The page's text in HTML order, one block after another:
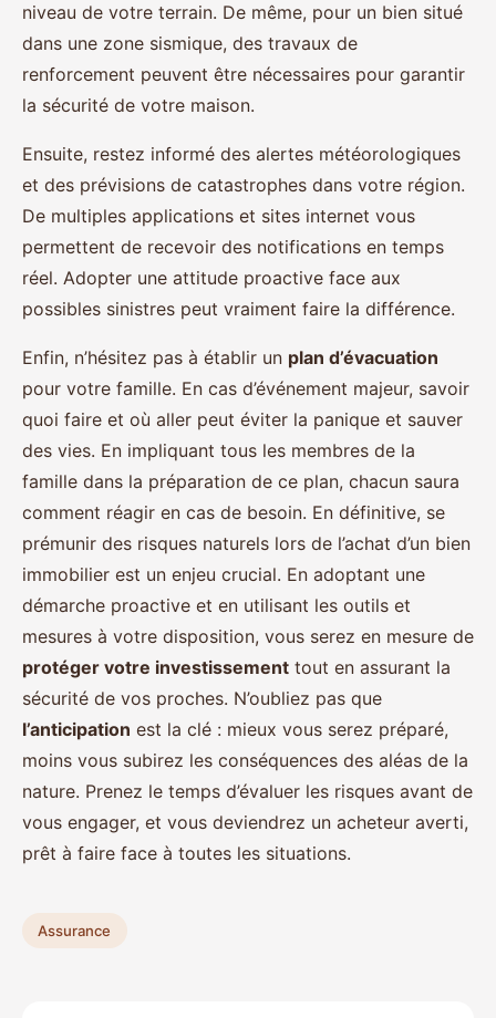
niveau de votre terrain. De même, pour un bien situé
dans une zone sismique, des travaux de
renforcement peuvent être nécessaires pour garantir
la sécurité de votre maison.
Ensuite, restez informé des alertes météorologiques
et des prévisions de catastrophes dans votre région.
De multiples applications et sites internet vous
permettent de recevoir des notifications en temps
réel. Adopter une attitude proactive face aux
possibles sinistres peut vraiment faire la différence.
Enfin, n’hésitez pas à établir un plan d’évacuation
pour votre famille. En cas d’événement majeur, savoir
quoi faire et où aller peut éviter la panique et sauver
des vies. En impliquant tous les membres de la
famille dans la préparation de ce plan, chacun saura
comment réagir en cas de besoin. En définitive, se
prémunir des risques naturels lors de l’achat d’un bien
immobilier est un enjeu crucial. En adoptant une
démarche proactive et en utilisant les outils et
mesures à votre disposition, vous serez en mesure de
protéger votre investissement tout en assurant la
sécurité de vos proches. N’oubliez pas que
l’anticipation est la clé : mieux vous serez préparé,
moins vous subirez les conséquences des aléas de la
nature. Prenez le temps d’évaluer les risques avant de
vous engager, et vous deviendrez un acheteur averti,
prêt à faire face à toutes les situations.
Assurance